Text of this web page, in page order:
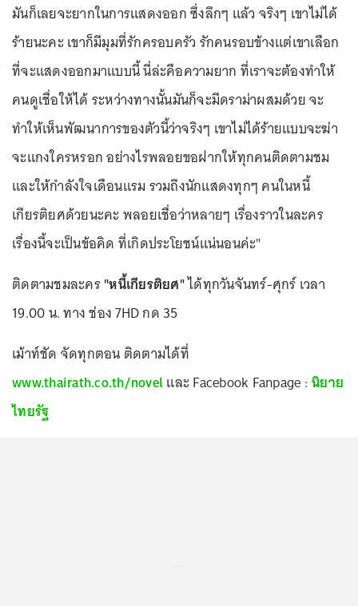
มันก็เลยจะยากในการแสดงออก ซึ่งลึกๆ แล้ว จริงๆ เขาไม่ได้
ร้ายนะคะ เขาก็มีมุมที่รักครอบครัว รักคนรอบข้างแต่เขาเลือก
ที่จะแสดงออกมาแบบนี้ นี่ล่ะคือความยาก ที่เราจะต้องทำให้
คนดูเชื่อให้ได้ ระหว่างทางนั้นมันก็จะมีดราม่าผสมด้วย จะ
ทำให้เห็นพัฒนาการของตัวนี้ว่าจริงๆ เขาไม่ได้ร้ายแบบจะฆ่า
จะแกงใครหรอก อย่างไรพลอยขอฝากให้ทุกคนติดตามชม
และให้กำลังใจเดือนแรม รวมถึงนักแสดงทุกๆ คนในหนี้
เกียรติยศด้วยนะคะ พลอยเชื่อว่าหลายๆ เรื่องราวในละคร
เรื่องนี้จะเป็นข้อคิด ที่เกิดประโยชน์แน่นอนค่ะ"
ติดตามชมละคร"หนี้เกียรติยศ"ได้ทุกวันจันทร์-ศุกร์ เวลา
19.00 น. ทาง ช่อง 7HD กด 35
เม้าท์ชัด จัดทุกตอน ติดตามได้ที่
www.thairath.co.th/novelและ Facebook Fanpage : นิยาย
ไทยรัฐ